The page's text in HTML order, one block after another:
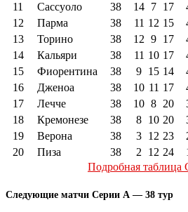
11
Сассуоло 38 14 7 17
12
Парма 38 11 12 15
13
Торино 38 12 9 17
14
Кальяри 38 11 10 17
15
Фиорентина 38 9 15 14
16
Дженоа 38 10 11 17
17
Лечче 38 10 8 20
18
Кремонезе 38 8 10 20
19
Верона 38 3 12 23
20
Пиза 38 2 12 24
Подробная таблица
Следующие матчи Серии А — 38 тур